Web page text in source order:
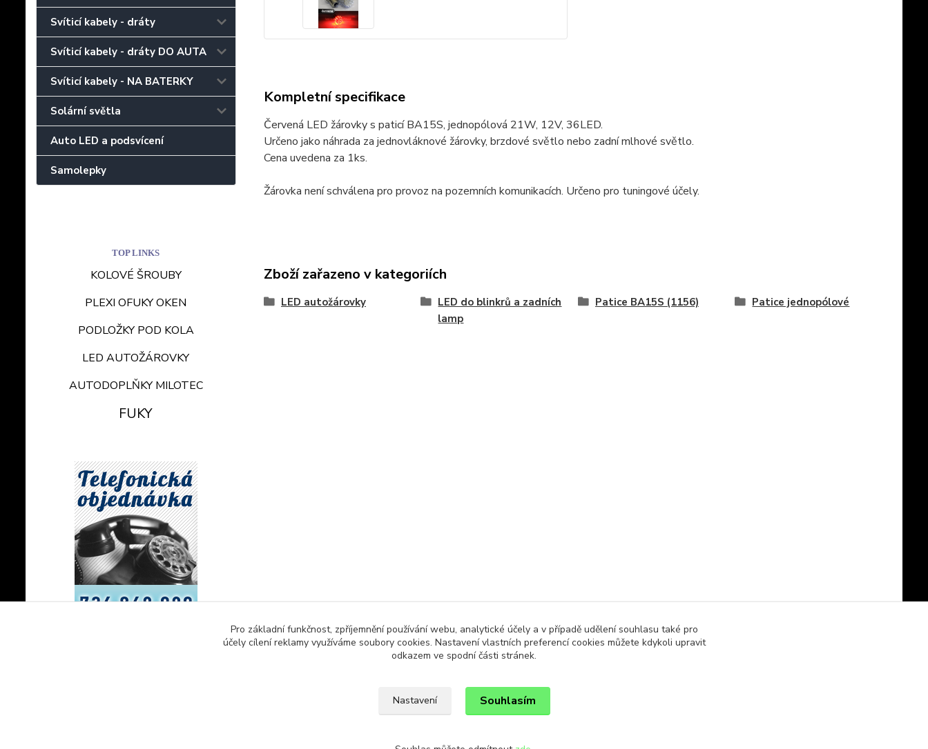
Svíticí kabely - dráty
Svíticí kabely - dráty DO AUTA
Svíticí kabely - NA BATERKY
Solární světla
Auto LED a podsvícení
Samolepky
TOP LINKS
KOLOVÉ ŠROUBY
PLEXI OFUKY OKEN
PODLOŽKY POD KOLA
LED AUTOŽÁROVKY
AUTODOPLŇKY MILOTEC
FUKY
Kompletní specifikace
Červená LED žárovky s paticí BA15S, jednopólová 21W, 12V, 36LED.
Určeno jako náhrada za jednovláknové žárovky, brzdové světlo nebo zadní mlhové světlo.
Cena uvedena za 1ks.
Žárovka není schválena pro provoz na pozemních komunikacích. Určeno pro tuningové účely.
Zboží zařazeno v kategoriích
LED autožárovky
LED do blinkrů a zadních
lamp
Patice BA15S (1156) Patice jednopólové
Pro základní funkčnost, zpříjemnění používání webu, analytické účely a v případě udělení souhlasu také pro
účely cílení reklamy využíváme soubory cookies. Nastavení vlastních preferencí cookies můžete kdykoli upravit
odkazem ve spodní části stránek.
Nastavení Souhlasím